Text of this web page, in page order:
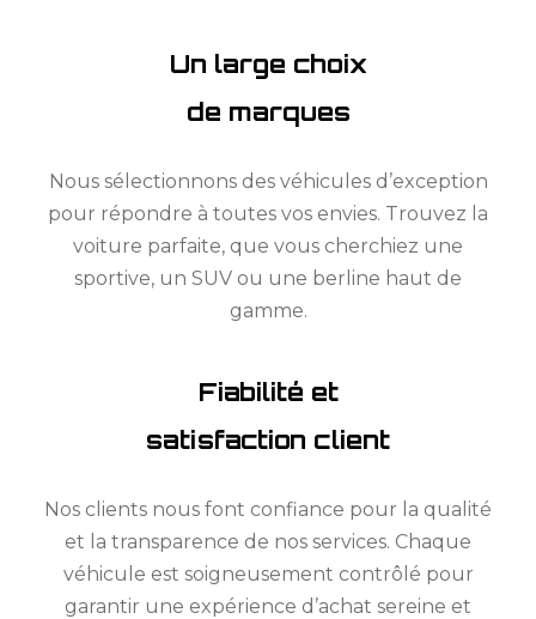
Un large choix
de marques
Nous sélectionnons des véhicules d’exception
pour répondre à toutes vos envies. Trouvez la
voiture parfaite, que vous cherchiez une
sportive, un SUV ou une berline haut de
gamme.
Fiabilité et
satisfaction client
Nos clients nous font confiance pour la qualité
et la transparence de nos services. Chaque
véhicule est soigneusement contrôlé pour
garantir une expérience d’achat sereine et